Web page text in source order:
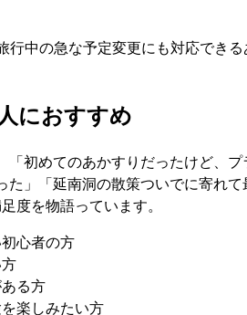
中の急な予定変更にも対応できる
におすすめ
初めてのあかすりだったけど、
た」「延南洞の散策ついでに寄れ
度を物語っています。
心者の方
る方
楽しみたい方